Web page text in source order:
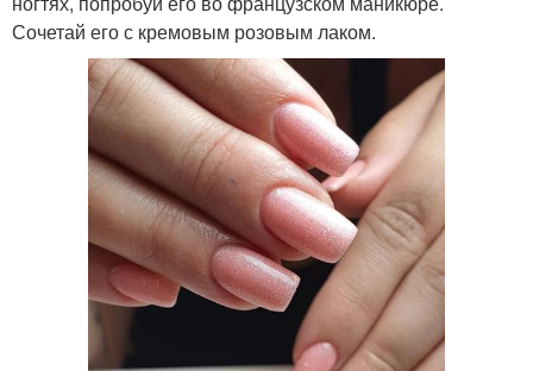
Сочетай его с кремовым розовым лаком.